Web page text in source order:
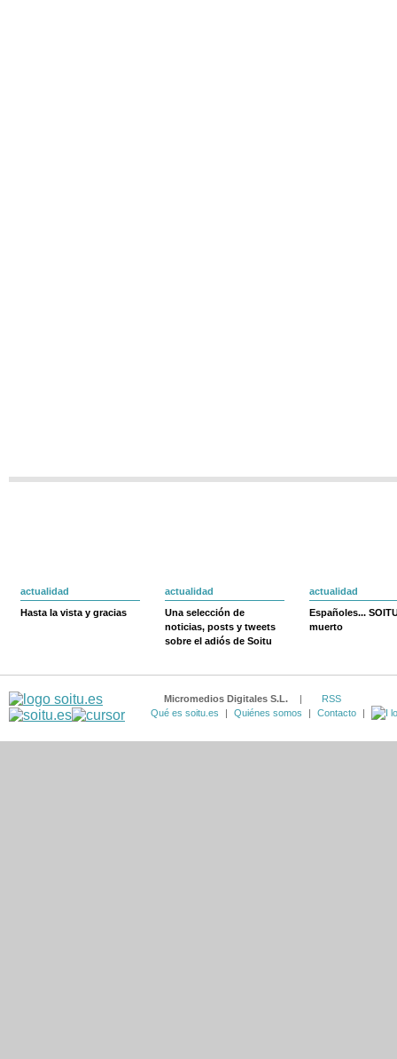
actualidad
Hasta la vista y gracias
actualidad
Una selección de
noticias, posts y tweets
sobre el adiós de Soitu
actualidad
Españoles...
muerto
Micromedios Digitales S.L. |
RSS
Qué es soitu.es
| Quiénes somos | Contacto |